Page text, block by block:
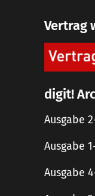
Vertrag
digit!
Ausgabe
Ausgabe
Ausgabe